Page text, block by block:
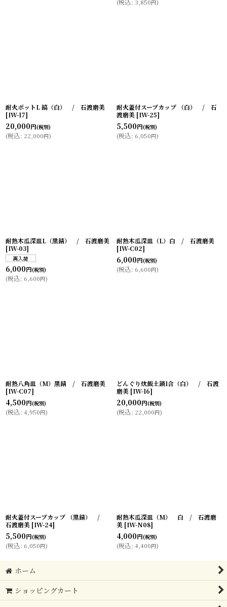
(税込: 3,850円)
耐火ポットL 鎬（白） / 石渡磨美
[IW-17]
20,000円(税別)
(税込: 22,000円)
耐火蓋付スープカップ （白） / 石
渡磨美 [IW-25]
5,500円(税別)
(税込: 6,050円)
耐熱木瓜深皿L（黒錆） / 石渡磨美
[IW-03]
6,000円(税別)
(税込: 6,600円)
耐熱木瓜深皿（L）白 / 石渡磨美
[IW-C02]
6,000円(税別)
(税込: 6,600円)
耐熱八角皿（M）黒錆 / 石渡磨美
[IW-C07]
4,500円(税別)
(税込: 4,950円)
どんぐり炊飯土鍋1合（白） / 石渡
磨美 [IW-16]
20,000円(税別)
(税込: 22,000円)
耐火蓋付スープカップ （黒錆） /
石渡磨美 [IW-24]
5,500円(税別)
(税込: 6,050円)
耐熱木瓜深皿（M） 白 / 石渡磨
美 [IW-N08]
4,000円(税別)
(税込: 4,400円)
ホーム
ショッピングカート